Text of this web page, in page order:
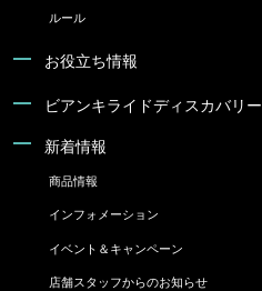
ルール
お役立ち情報
ビアンキライドディスカバリー
新着情報
商品情報
インフォメーション
イベント＆キャンペーン
店舗スタッフからのお知らせ